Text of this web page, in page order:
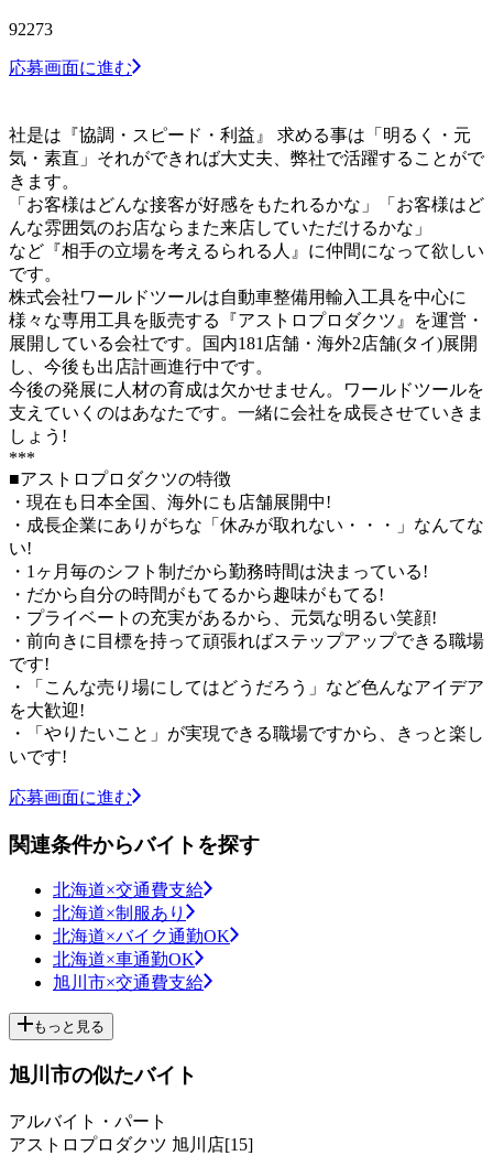
92273
応募画面に進む
社是は『協調・スピード・利益』 求める事は「明るく・元
気・素直」それができれば大丈夫、弊社で活躍することがで
きます。
「お客様はどんな接客が好感をもたれるかな」「お客様はど
んな雰囲気のお店ならまた来店していただけるかな」
など『相手の立場を考えるられる人』に仲間になって欲しい
です。
株式会社ワールドツールは自動車整備用輸入工具を中心に
様々な専用工具を販売する『アストロプロダクツ』を運営・
展開している会社です。国内181店舗・海外2店舗(タイ)展開
し、今後も出店計画進行中です。
今後の発展に人材の育成は欠かせません。ワールドツールを
支えていくのはあなたです。一緒に会社を成長させていきま
しょう!
***
■アストロプロダクツの特徴
・現在も日本全国、海外にも店舗展開中!
・成長企業にありがちな「休みが取れない・・・」なんてな
い!
・1ヶ月毎のシフト制だから勤務時間は決まっている!
・だから自分の時間がもてるから趣味がもてる!
・プライベートの充実があるから、元気な明るい笑顔!
・前向きに目標を持って頑張ればステップアップできる職場
です!
・「こんな売り場にしてはどうだろう」など色んなアイデア
を大歓迎!
・「やりたいこと」が実現できる職場ですから、きっと楽し
いです!
応募画面に進む
関連条件からバイトを探す
北海道×交通費支給
北海道×制服あり
北海道×バイク通勤OK
北海道×車通勤OK
旭川市×交通費支給
もっと見る
旭川市の似たバイト
アルバイト・パート
アストロプロダクツ 旭川店[15]